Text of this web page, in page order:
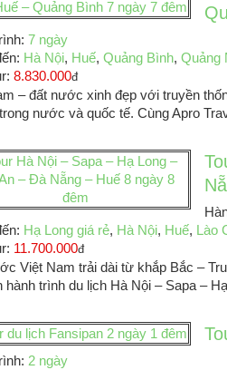
7 ngày
Hà Nội, Huế, Quảng Bình, Quảng
8.830.000đ
– đất nước xinh đẹp với truyền
nước và quốc tế. Cùng Apro
Hạ Long giá rẻ, Hà Nội, Huế, Lào
11.700.000đ
Việt Nam trải dài từ khắp Bắc –
hành trình du lịch Hà Nội – Sapa –
2 ngày